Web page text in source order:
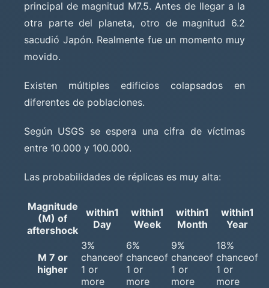
principal de magnitud M7.5. Antes de llegar a la
otra parte del planeta, otro de magnitud 6.2
sacudió Japón. Realmente fue un momento muy
movido.
Existen múltiples edificios colapsados en
diferentes de poblaciones.
Según USGS se espera una cifra de víctimas
entre 10.000 y 100.000.
Las probabilidades de réplicas es muy alta:
Magnitude
(M) of
aftershock
within1
Day
within1
Week
within1
Month
within1
Year
M 7 or
higher
3%
chanceof
1 or
more
6%
chanceof
1 or
more
9%
chanceof
1 or
more
18%
chanceof
1 or
more